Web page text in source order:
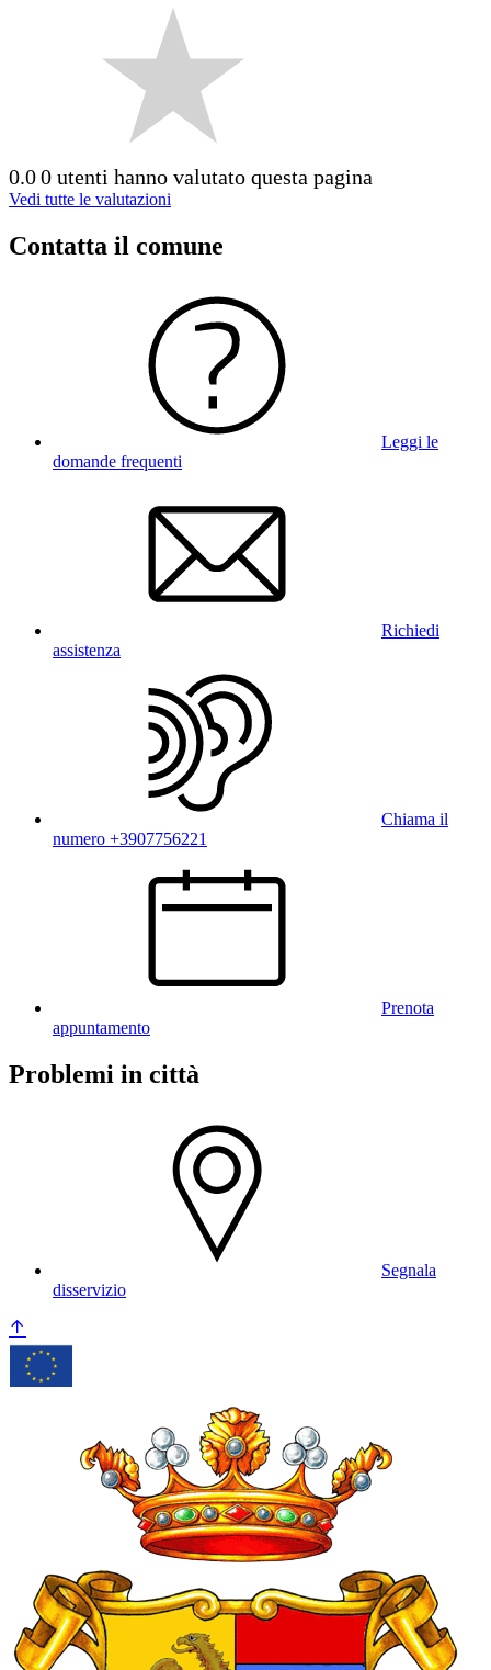
0.00 utenti hanno valutato questa pagina
Vedi tutte le valutazioni
Contatta il comune
Leggi le
domande frequenti
Richiedi
assistenza
Chiama il
numero +3907756221
Prenota
appuntamento
Problemi in città
Segnala
disservizio